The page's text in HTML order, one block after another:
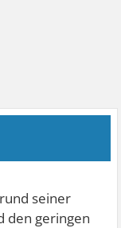
seiner
den geringen